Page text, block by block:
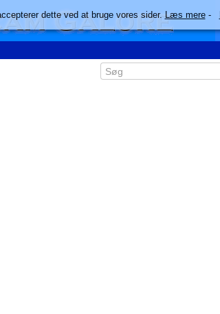
dette ved at bruge vores sider.Læs mere-